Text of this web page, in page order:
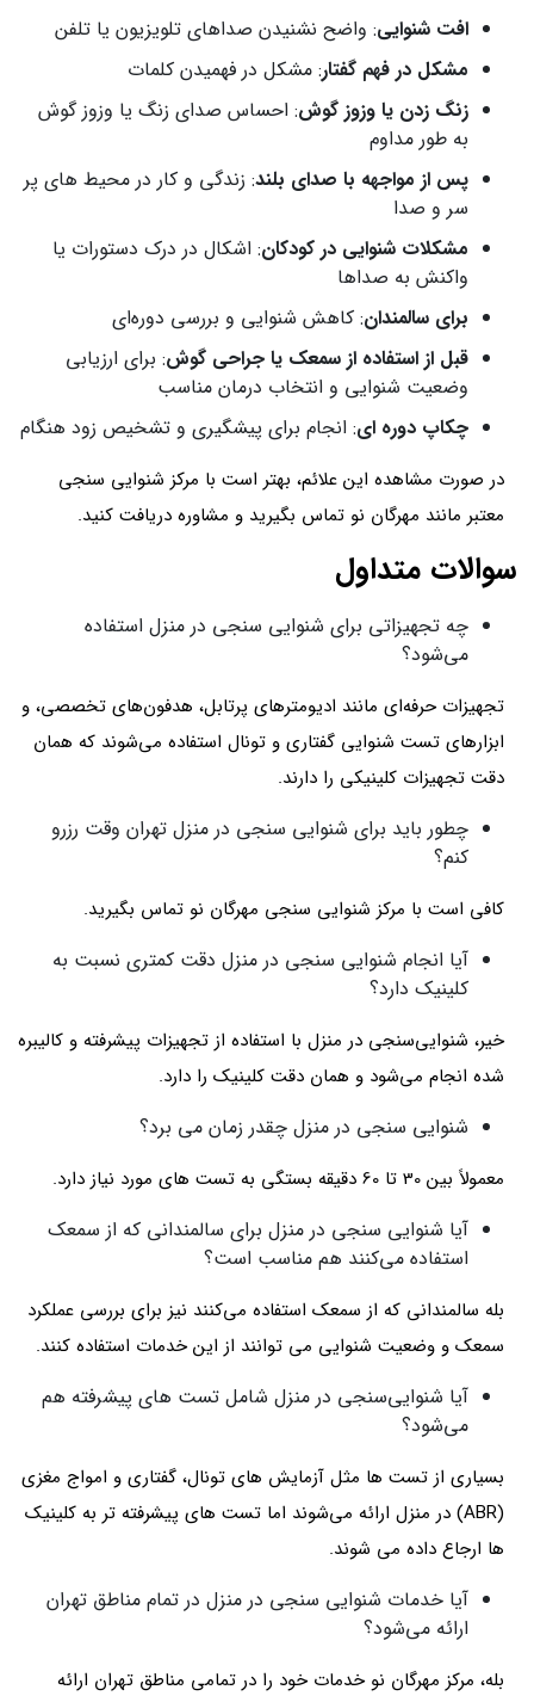
افت شنوایی: واضح نشنیدن صداهای تلویزیون یا تلفن
مشکل در فهم گفتار: مشکل در فهمیدن کلمات
زنگ زدن یا وزوز گوش: احساس صدای زنگ یا وزوز گوش
به طور مداوم
پس از مواجهه با صدای بلند: زندگی و کار در محیط های پر
سر و صدا
مشکلات شنوایی در کودکان: اشکال در درک دستورات یا
واکنش به صداها
برای سالمندان: کاهش شنوایی و بررسی دوره‌ای
قبل از استفاده از سمعک یا جراحی گوش: برای ارزیابی
وضعیت شنوایی و انتخاب درمان مناسب
چکاپ دوره ای: انجام برای پیشگیری و تشخیص زود هنگام
در صورت مشاهده این علائم، بهتر است با مرکز شنوایی سنجی
معتبر مانند مهرگان نو تماس بگیرید و مشاوره دریافت کنید.
سوالات متداول
چه تجهیزاتی برای شنوایی سنجی در منزل استفاده
می‌شود؟
تجهیزات حرفه‌ای مانند ادیومترهای پرتابل، هدفون‌های تخصصی، و
ابزارهای تست شنوایی گفتاری و تونال استفاده می‌شوند که همان
دقت تجهیزات کلینیکی را دارند.
چطور باید برای شنوایی سنجی در منزل تهران وقت رزرو
کنم؟
کافی است با مرکز شنوایی سنجی مهرگان نو تماس بگیرید.
آیا انجام شنوایی سنجی در منزل دقت کمتری نسبت به
کلینیک دارد؟
خیر، شنوایی‌سنجی در منزل با استفاده از تجهیزات پیشرفته و کالیبره
شده انجام می‌شود و همان دقت کلینیک را دارد.
شنوایی سنجی در منزل چقدر زمان می برد؟
معمولاً بین 30 تا 60 دقیقه بستگی به تست های مورد نیاز دارد.
آیا شنوایی سنجی در منزل برای سالمندانی که از سمعک
استفاده می‌کنند هم مناسب است؟
بله سالمندانی که از سمعک استفاده می‌کنند نیز برای بررسی عملکرد
سمعک و وضعیت شنوایی می توانند از این خدمات استفاده کنند.
آیا شنوایی‌سنجی در منزل شامل تست های پیشرفته هم
می‌شود؟
بسیاری از تست ها مثل آزمایش های تونال، گفتاری و امواج مغزی
(ABR) در منزل ارائه می‌شوند اما تست های پیشرفته تر به کلینیک
ها ارجاع داده می شوند.
آیا خدمات شنوایی سنجی در منزل در تمام مناطق تهران
ارائه می‌شود؟
بله، مرکز مهرگان نو خدمات خود را در تمامی مناطق تهران ارائه